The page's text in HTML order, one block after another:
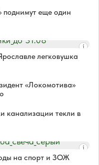
поднимут еще один
легковушка
«Локомотива»
канализации текли в
на спорт и ЗОЖ